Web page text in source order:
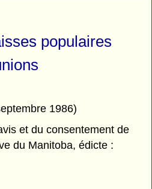
populaires
1986)
et du consentement de
du Manitoba, édicte :